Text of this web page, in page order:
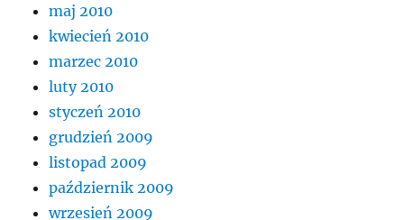
maj 2010
kwiecień 2010
marzec 2010
luty 2010
styczeń 2010
grudzień 2009
listopad 2009
październik 2009
wrzesień 2009